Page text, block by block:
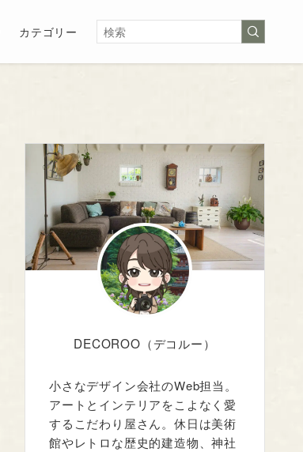
カテゴリー
DECOROO（デコルー）
小さなデザイン会社のWeb担当。
アートとインテリアをこよなく愛
するこだわり屋さん。休日は美術
館やレトロな歴史的建造物、神社